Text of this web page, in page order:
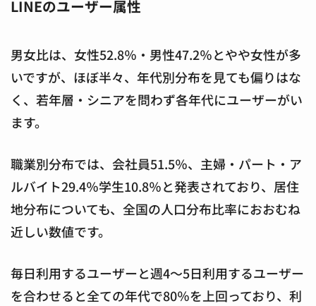
LINEのユーザー属性
男女比は、女性52.8％・男性47.2％とやや女性が多
いですが、ほぼ半々、年代別分布を見ても偏りはな
く、若年層・シニアを問わず各年代にユーザーがい
ます。
職業別分布では、会社員51.5％、主婦・パート・ア
ルバイト29.4％学生10.8％と発表されており、居住
地分布についても、全国の⼈⼝分布⽐率におおむね
近しい数値です。
毎日利用するユーザーと週4〜5日利用するユーザー
を合わせると全ての年代で80％を上回っており、利